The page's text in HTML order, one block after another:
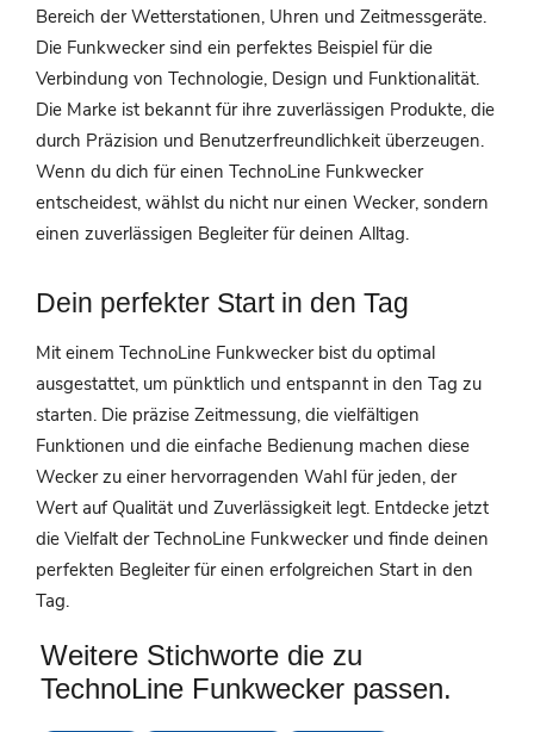
Bereich der Wetterstationen, Uhren und Zeitmessgeräte.
Die Funkwecker sind ein perfektes Beispiel für die
Verbindung von Technologie, Design und Funktionalität.
Die Marke ist bekannt für ihre zuverlässigen Produkte, die
durch Präzision und Benutzerfreundlichkeit überzeugen.
Wenn du dich für einen TechnoLine Funkwecker
entscheidest, wählst du nicht nur einen Wecker, sondern
einen zuverlässigen Begleiter für deinen Alltag.
Dein perfekter Start in den Tag
Mit einem TechnoLine Funkwecker bist du optimal
ausgestattet, um pünktlich und entspannt in den Tag zu
starten. Die präzise Zeitmessung, die vielfältigen
Funktionen und die einfache Bedienung machen diese
Wecker zu einer hervorragenden Wahl für jeden, der
Wert auf Qualität und Zuverlässigkeit legt. Entdecke jetzt
die Vielfalt der TechnoLine Funkwecker und finde deinen
perfekten Begleiter für einen erfolgreichen Start in den
Tag.
Weitere Stichworte die zu
TechnoLine Funkwecker passen.